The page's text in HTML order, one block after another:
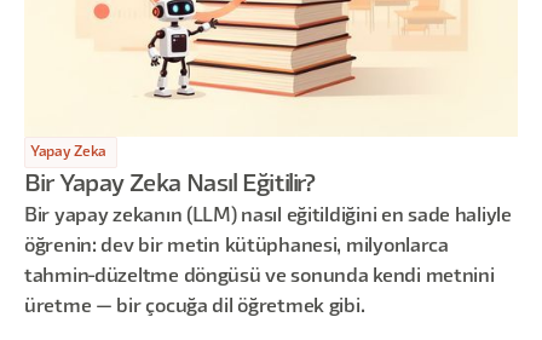
Yapay Zeka
Bir Yapay Zeka Nasıl Eğitilir?
Bir yapay zekanın (LLM) nasıl eğitildiğini en sade haliyle
öğrenin: dev bir metin kütüphanesi, milyonlarca
tahmin-düzeltme döngüsü ve sonunda kendi metnini
üretme — bir çocuğa dil öğretmek gibi.